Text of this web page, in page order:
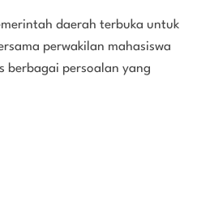
daerah terbuka untuk
perwakilan mahasiswa
berbagai persoalan yang